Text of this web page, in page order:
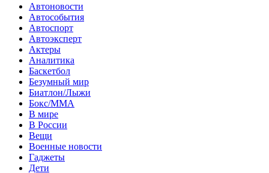
Автоновости
Автособытия
Автоспорт
Автоэксперт
Актеры
Аналитика
Баскетбол
Безумный мир
Биатлон/Лыжи
Бокс/MMA
В мире
В России
Вещи
Военные новости
Гаджеты
Дети